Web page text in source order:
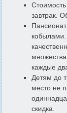
завтрак.
кобылами.
каждые
Детям до
место не
скидка.